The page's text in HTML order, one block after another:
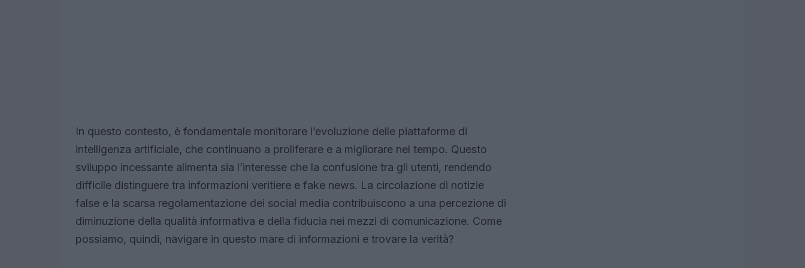
In questo contesto, è fondamentale monitorare l’evoluzione delle piattaforme di
intelligenza artificiale, che continuano a proliferare e a migliorare nel tempo. Questo
sviluppo incessante alimenta sia l’interesse che la confusione tra gli utenti, rendendo
difficile distinguere tra informazioni veritiere e fake news. La circolazione di notizie
false e la scarsa regolamentazione dei social media contribuiscono a una percezione di
diminuzione della qualità informativa e della fiducia nei mezzi di comunicazione. Come
possiamo, quindi, navigare in questo mare di informazioni e trovare la verità?